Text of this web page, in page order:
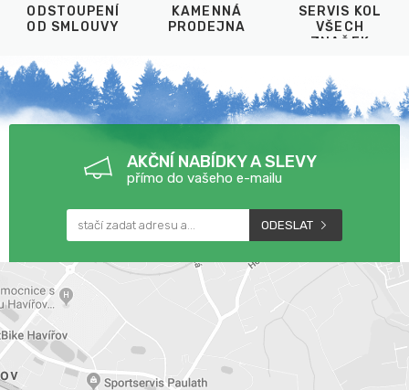
ODSTOUPENÍ
OD SMLOUVY
KAMENNÁ
PRODEJNA
SERVIS KOL
VŠECH
ZNAČEK
AKČNÍ NABÍDKY A SLEVY
přímo do vašeho e-mailu
ODESLAT